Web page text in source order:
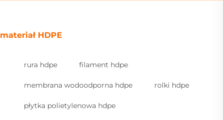
materiał HDPE
rura hdpe filament hdpe
membrana wodoodporna hdpe rolki hdpe
płytka polietylenowa hdpe